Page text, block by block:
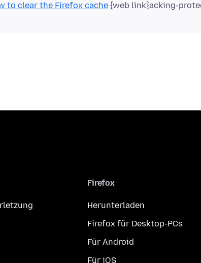
to clear the Firefox cache {web link}acking-
Firefox
Herunterladen
Firefox für Desktop-PCs
Für Android
Für iOS